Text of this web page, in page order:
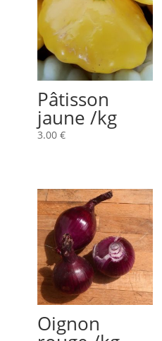
Pâtisson
jaune /kg
3.00 €
Oignon